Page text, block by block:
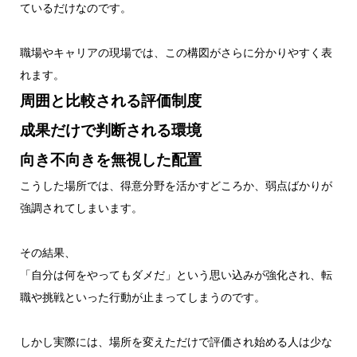
ているだけなのです。
職場やキャリアの現場では、この構図がさらに分かりやすく表
れます。
周囲と比較される評価制度
成果だけで判断される環境
向き不向きを無視した配置
こうした場所では、得意分野を活かすどころか、弱点ばかりが
強調されてしまいます。
その結果、
「自分は何をやってもダメだ」という思い込みが強化され、転
職や挑戦といった行動が止まってしまうのです。
しかし実際には、場所を変えただけで評価され始める人は少な